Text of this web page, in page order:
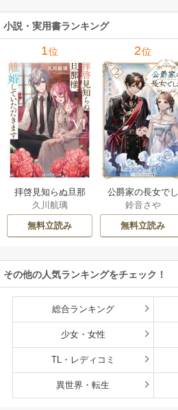
小説・実用書ランキング
1位
拝啓見知らぬ旦那
様、離婚していた
だきます
久川航璃
無料立読み
2位
公爵家の長女でし
た
鈴音さや
無料立読み
その他の人気ランキングをチェック！
総合ランキング
少女・女性
TL・レディコミ
異世界・転生